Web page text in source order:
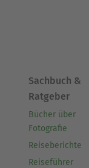
Sachbuch &
Ratgeber
Bücher über
Fotografie
Reiseberichte
Reiseführer